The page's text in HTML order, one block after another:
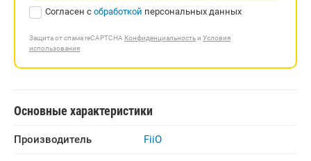
Согласен с обработкой персональных данных
Защита от спама reCAPTCHA Конфиденциальностьи Условия
использования
Основные характеристики
Производитель FiiO